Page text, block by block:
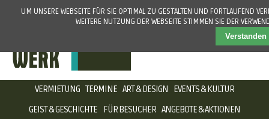
NAVIGATION
VERMIETUNG TERMINE ART & DESIGN
EVENTS & KULTUR
GEIST & GESCHICHTE
FÜR BESUCHER ANGEBOTE & AKTIONEN
UM UNSERE WEBSEITE FÜR SIE OPTIMAL ZU GESTALTEN UND FORTLAUFEND
WEITERE NUTZUNG DER WEBSEITE STIMMEN SIE DER
Verstanden